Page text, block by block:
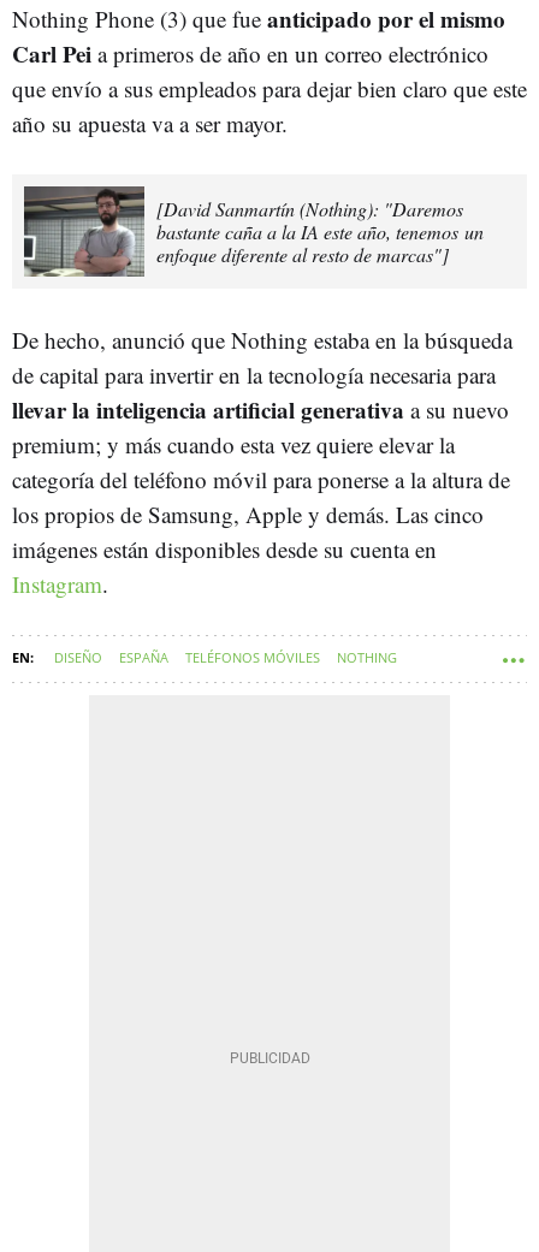
Nothing Phone (3) que fue anticipado por el mismo
Carl Pei a primeros de año en un correo electrónico
que envío a sus empleados para dejar bien claro que este
año su apuesta va a ser mayor.
[David Sanmartín (Nothing): "Daremos
bastante caña a la IA este año, tenemos un
enfoque diferente al resto de marcas"]
De hecho, anunció que Nothing estaba en la búsqueda
de capital para invertir en la tecnología necesaria para
llevar la inteligencia artificial generativa a su nuevo
premium; y más cuando esta vez quiere elevar la
categoría del teléfono móvil para ponerse a la altura de
los propios de Samsung, Apple y demás. Las cinco
imágenes están disponibles desde su cuenta en
Instagram.
DISEÑO ESPAÑA TELÉFONOS MÓVILES NOTHING